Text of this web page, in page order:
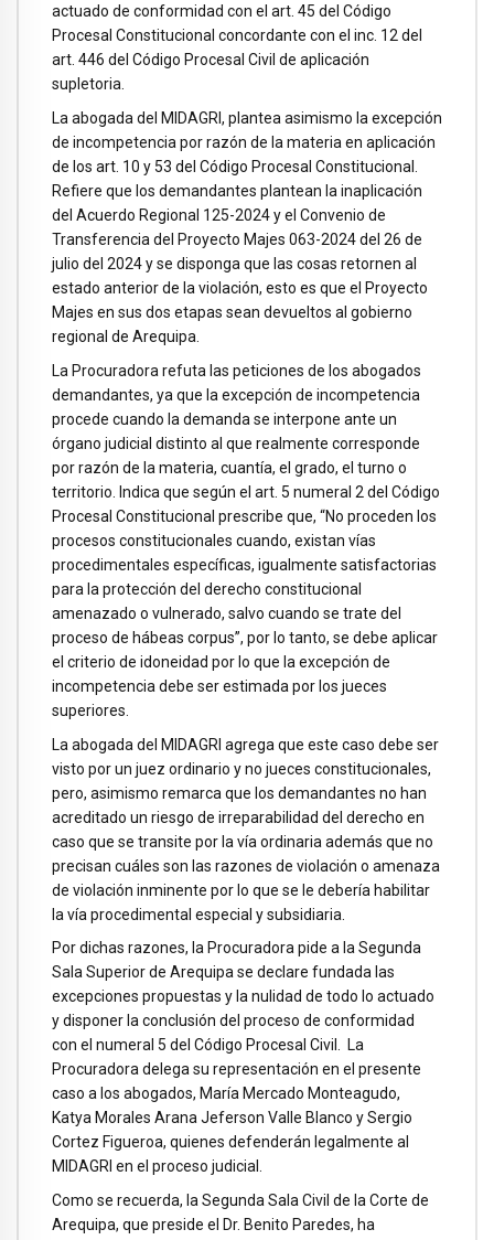
actuado de conformidad con el art. 45 del Código
Procesal Constitucional concordante con el inc. 12 del
art. 446 del Código Procesal Civil de aplicación
supletoria.
La abogada del MIDAGRI, plantea asimismo la excepción
de incompetencia por razón de la materia en aplicación
de los art. 10 y 53 del Código Procesal Constitucional.
Refiere que los demandantes plantean la inaplicación
del Acuerdo Regional 125-2024 y el Convenio de
Transferencia del Proyecto Majes 063-2024 del 26 de
julio del 2024 y se disponga que las cosas retornen al
estado anterior de la violación, esto es que el Proyecto
Majes en sus dos etapas sean devueltos al gobierno
regional de Arequipa.
La Procuradora refuta las peticiones de los abogados
demandantes, ya que la excepción de incompetencia
procede cuando la demanda se interpone ante un
órgano judicial distinto al que realmente corresponde
por razón de la materia, cuantía, el grado, el turno o
territorio. Indica que según el art. 5 numeral 2 del Código
Procesal Constitucional prescribe que, “No proceden los
procesos constitucionales cuando, existan vías
procedimentales específicas, igualmente satisfactorias
para la protección del derecho constitucional
amenazado o vulnerado, salvo cuando se trate del
proceso de hábeas corpus”, por lo tanto, se debe aplicar
el criterio de idoneidad por lo que la excepción de
incompetencia debe ser estimada por los jueces
superiores.
La abogada del MIDAGRI agrega que este caso debe ser
visto por un juez ordinario y no jueces constitucionales,
pero, asimismo remarca que los demandantes no han
acreditado un riesgo de irreparabilidad del derecho en
caso que se transite por la vía ordinaria además que no
precisan cuáles son las razones de violación o amenaza
de violación inminente por lo que se le debería habilitar
la vía procedimental especial y subsidiaria.
Por dichas razones, la Procuradora pide a la Segunda
Sala Superior de Arequipa se declare fundada las
excepciones propuestas y la nulidad de todo lo actuado
y disponer la conclusión del proceso de conformidad
con el numeral 5 del Código Procesal Civil. La
Procuradora delega su representación en el presente
caso a los abogados, María Mercado Monteagudo,
Katya Morales Arana Jeferson Valle Blanco y Sergio
Cortez Figueroa, quienes defenderán legalmente al
MIDAGRI en el proceso judicial.
Como se recuerda, la Segunda Sala Civil de la Corte de
Arequipa, que preside el Dr. Benito Paredes, ha